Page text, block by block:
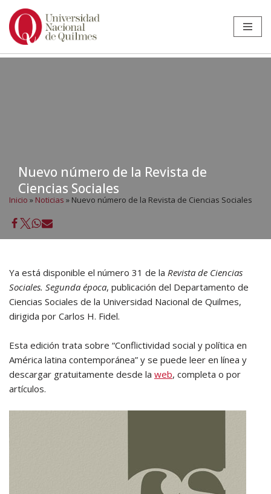
Ir
Nuevo número de la Revista de
Ciencias Sociales
Inicio » Noticias » Nuevo número de la Revista de Ciencias Sociales
Ya está disponible el número 31 de la Revista de Ciencias
Sociales. Segunda época, publicación del Departamento de
Ciencias Sociales de la Universidad Nacional de Quilmes,
dirigida por Carlos H. Fidel.
Esta edición trata sobre “Conflictividad social y política en
América latina contemporánea” y se puede leer en línea y
descargar gratuitamente desde la web, completa o por
artículos.